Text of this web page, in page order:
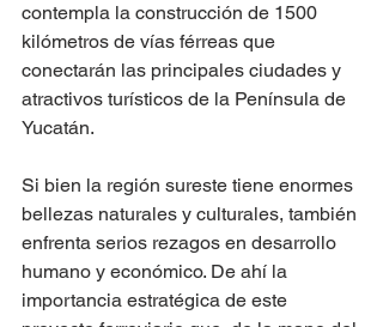
contempla la construcción de 1500
kilómetros de vías férreas que
conectarán las principales ciudades y
atractivos turísticos de la Península de
Yucatán.
Si bien la región sureste tiene enormes
bellezas naturales y culturales, también
enfrenta serios rezagos en desarrollo
humano y económico. De ahí la
importancia estratégica de este